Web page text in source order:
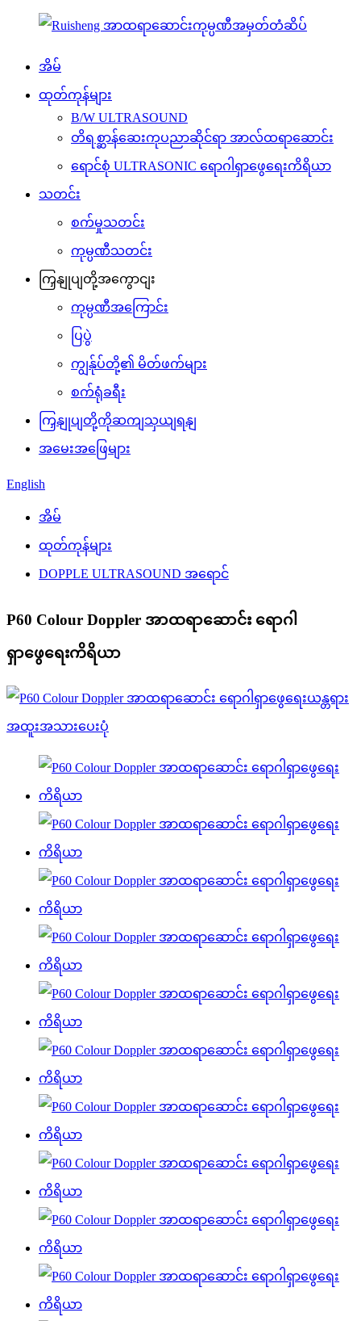
အိမ်
ထုတ်ကုန်များ
B/W ULTRASOUND
တိရစ္ဆာန်ဆေးကုပညာဆိုင်ရာ အာလ်ထရာဆောင်း
ရောင်စုံ ULTRASONIC ရောဂါရှာဖွေရေးကိရိယာ
သတင်း
စက်မှုသတင်း
ကုမ္ပဏီသတင်း
ကြှနျုပျတို့အကွောငျး
ကုမ္ပဏီအကြောင်း
ပြပွဲ
ကျွန်ုပ်တို့၏ မိတ်ဖက်များ
စက်ရုံခရီး
ကြှနျုပျတို့ကိုဆကျသှယျရနျ
အမေးအဖြေများ
English
အိမ်
ထုတ်ကုန်များ
DOPPLE ULTRASOUND အရောင်
P60 Colour Doppler အာထရာဆောင်း ရောဂါ
ရှာဖွေရေးကိရိယာ